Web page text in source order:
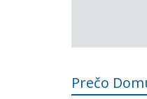
Prečo